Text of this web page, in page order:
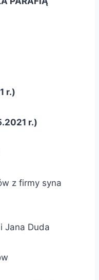
r.)
r.)
z firmy syna
Jana Duda